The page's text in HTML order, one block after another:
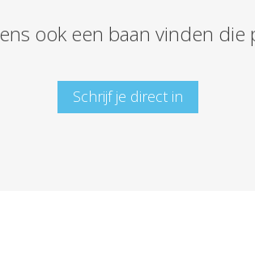
ook een baan vinden die
Schrijf je direct in